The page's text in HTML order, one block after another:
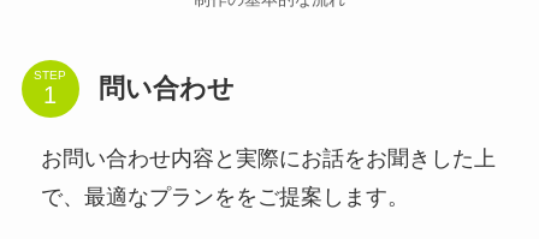
STEP 問い合わせ
お問い合わせ内容と実際にお話をお聞きした上
で、最適なプランををご提案します。